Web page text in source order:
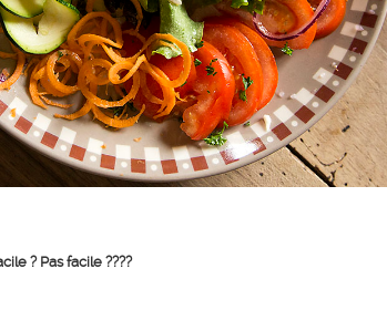
? Pas facile ????